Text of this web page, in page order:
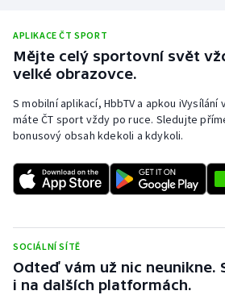
APLIKACE ČT SPORT
Mějte celý sportovní svět
velké obrazovce.
S mobilní aplikací, HbbTV a apkou
máte ČT sport vždy po ruce. Sledujte
bonusový obsah kdekoli a kdykoli.
SOCIÁLNÍ SÍTĚ
Odteď vám už nic neunikne.
i na dalších platformách.